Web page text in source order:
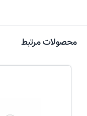
محصولات مرتبط